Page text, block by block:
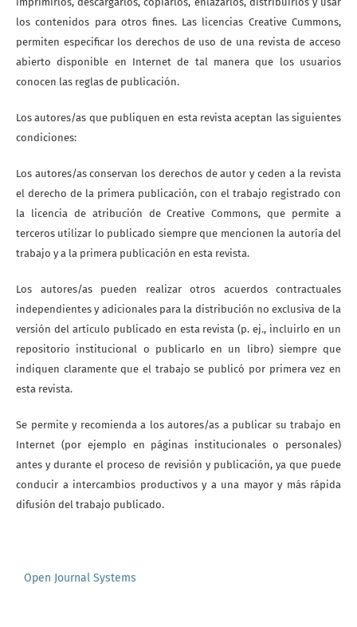
los contenidos para otros fines. Las licencias Creative Cummons,
permiten especificar los derechos de uso de una revista de acceso
abierto disponible en Internet de tal manera que los usuarios
conocen las reglas de publicación.
Los autores/as que publiquen en esta revista aceptan las siguientes
condiciones:
Los autores/as conservan los derechos de autor y ceden a la revista
el derecho de la primera publicación, con el trabajo registrado con
la licencia de atribución de Creative Commons, que permite a
terceros utilizar lo publicado siempre que mencionen la autoría del
trabajo y a la primera publicación en esta revista.
Los autores/as pueden realizar otros acuerdos contractuales
independientes y adicionales para la distribución no exclusiva de la
versión del artículo publicado en esta revista (p. ej., incluirlo en un
repositorio institucional o publicarlo en un libro) siempre que
indiquen claramente que el trabajo se publicó por primera vez en
esta revista.
Se permite y recomienda a los autores/as a publicar su trabajo en
Internet (por ejemplo en páginas institucionales o personales)
antes y durante el proceso de revisión y publicación, ya que puede
conducir a intercambios productivos y a una mayor y más rápida
difusión del trabajo publicado.
Open Journal Systems